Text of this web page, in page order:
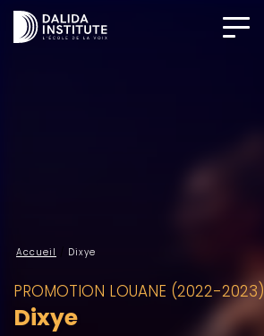
Accueil Dixye
PROMOTION LOUANE (2022-2023)
Dixye